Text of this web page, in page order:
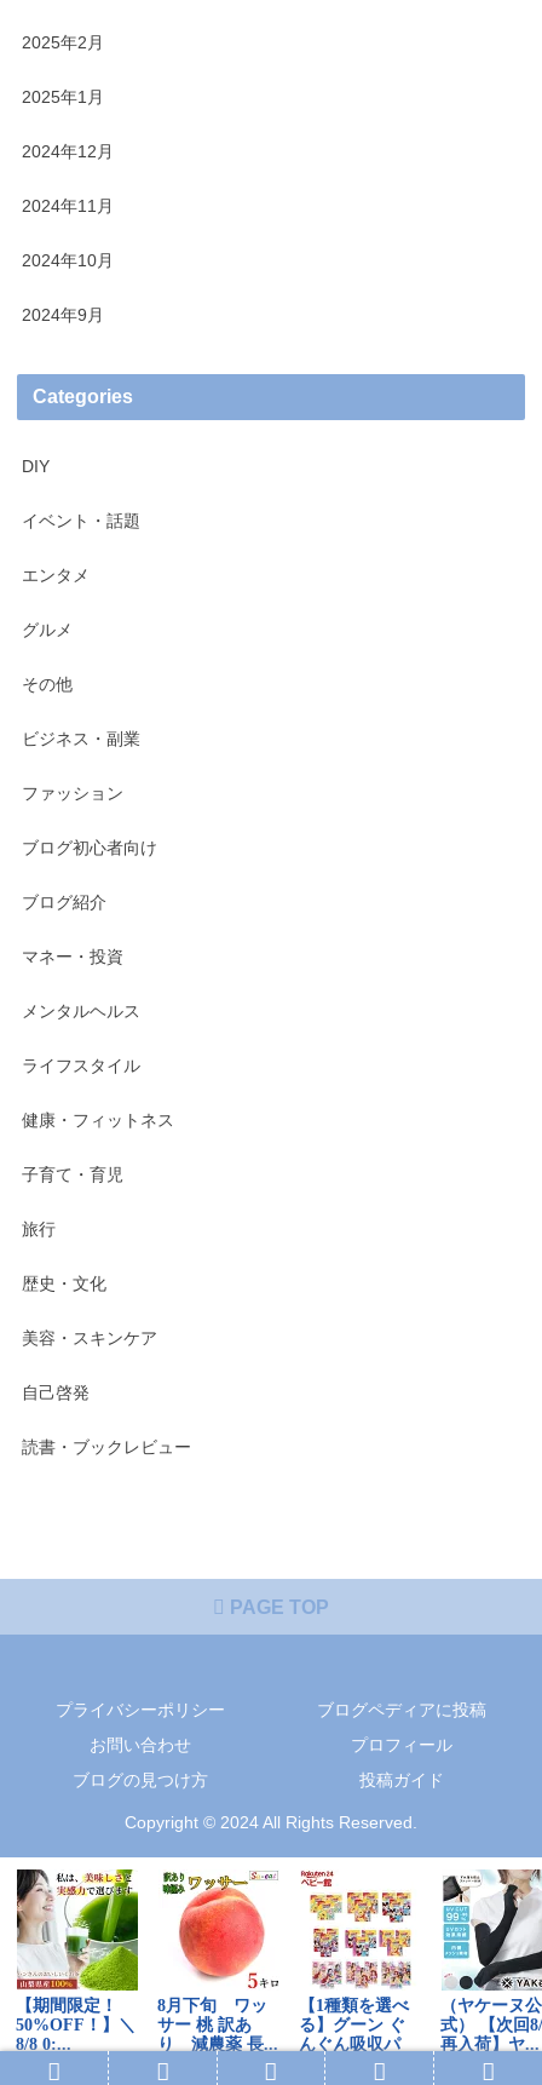
2025年2月
2025年1月
2024年12月
2024年11月
2024年10月
2024年9月
Categories
DIY
イベント・話題
エンタメ
グルメ
その他
ビジネス・副業
ファッション
ブログ初心者向け
ブログ紹介
マネー・投資
メンタルヘルス
ライフスタイル
健康・フィットネス
子育て・育児
旅行
歴史・文化
美容・スキンケア
自己啓発
読書・ブックレビュー
PAGE TOP
プライバシーポリシー
ブログペディアに投稿
お問い合わせ
プロフィール
ブログの見つけ方
投稿ガイド
Copyright © 2024 All Rights Reserved.